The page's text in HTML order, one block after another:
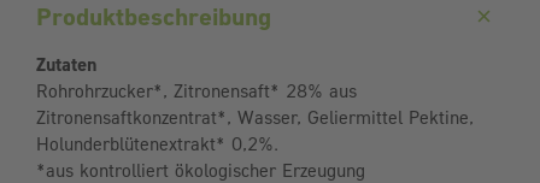
Produktbeschreibung
Zutaten
Rohrohrzucker*, Zitronensaft* 28% aus
Zitronensaftkonzentrat*, Wasser, Geliermittel Pektine,
Holunderblütenextrakt* 0,2%.
*aus kontrolliert ökologischer Erzeugung